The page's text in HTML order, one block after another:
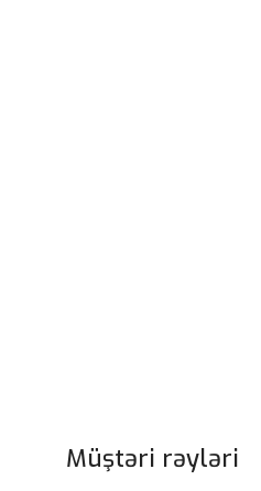
Müştəri rəyləri